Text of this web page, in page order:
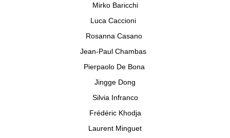
Mirko Baricchi
Luca Caccioni
Rosanna Casano
Jean-Paul Chambas
Pierpaolo De Bona
Jingge Dong
Silvia Infranco
Frédéric Khodja
Laurent Minguet